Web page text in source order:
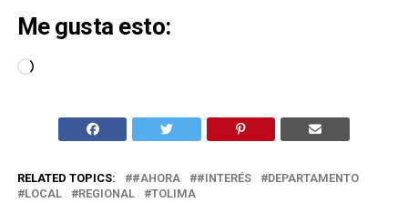
Me gusta esto:
Cargando...
RELATED TOPICS: #AHORA #INTERÉS
DEPARTAMENTO
LOCAL
REGIONAL TOLIMA